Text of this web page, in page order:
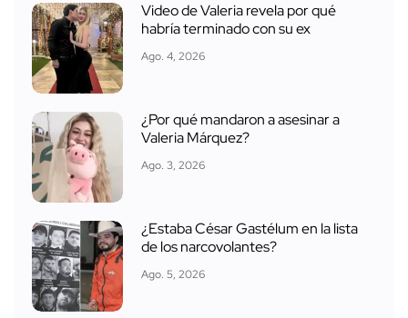
Video de Valeria revela por qué
habría terminado con su ex
Ago. 4, 2026
¿Por qué mandaron a asesinar a
Valeria Márquez?
Ago. 3, 2026
¿Estaba César Gastélum en la lista
de los narcovolantes?
Ago. 5, 2026